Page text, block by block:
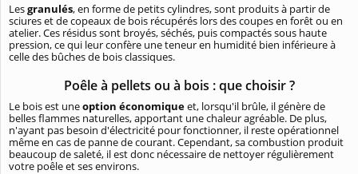
Lesgranulés, en forme de petits cylindres, sont produits à partir de
sciures et de copeaux de bois récupérés lors des coupes en forêt ou en
atelier. Ces résidus sont broyés, séchés, puis compactés sous haute
pression, ce qui leur confère une teneur en humidité bien inférieure à
celle des bûches de bois classiques.
Poêle à pellets ou à bois : que choisir ?
Le bois est uneoption économiqueet, lorsqu'il brûle, il génère de
belles flammes naturelles, apportant une chaleur agréable. De plus,
n'ayant pas besoin d'électricité pour fonctionner, il reste opérationnel
même en cas de panne de courant. Cependant, sa combustion produit
beaucoup de saleté, il est donc nécessaire de nettoyer régulièrement
votre poêle et ses environs.